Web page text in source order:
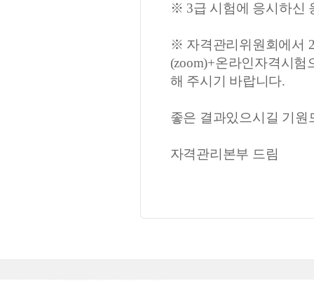
※ 3급 시험에 응시하신
※ 자격관리위원회에서
(zoom)+온라인자격시
해 주시기 바랍니다.
좋은 결과있으시길 기원
자격관리본부 드림